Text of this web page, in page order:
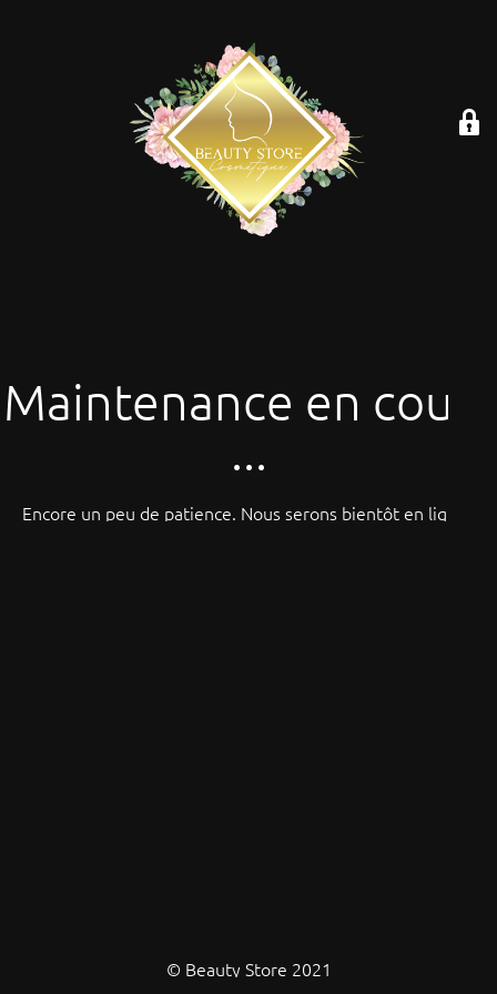
Maintenance en cours
...
Encore un peu de patience. Nous serons bientôt en ligne !
© Beauty Store 2021